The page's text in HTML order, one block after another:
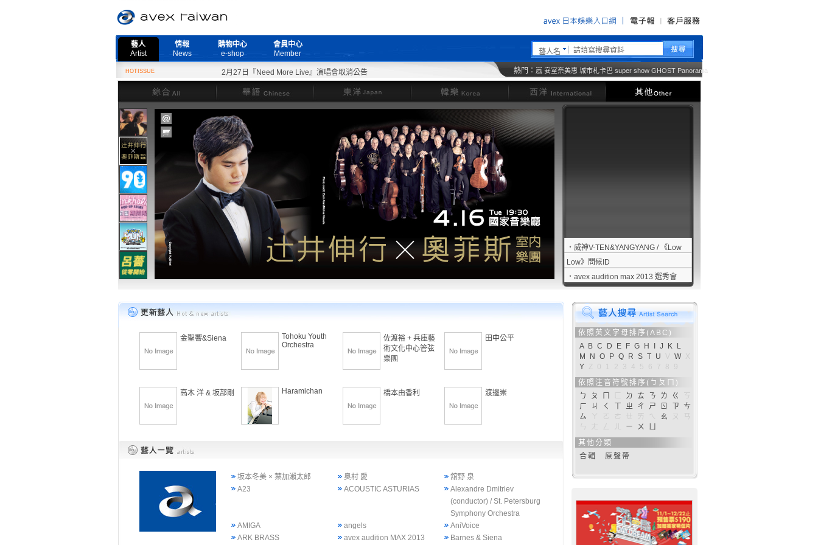
藝人
Artist
情報
News
購物中心
e-shop
會員中心
Member
藝人名
HOTISSUE 2月27日『Need More Live』演唱會取消公告 熱門： 嵐 安室奈美惠 城市札卡巴 super show GHOST Panorama
綜合 華語 東洋 韓樂 其他
‧ 威神V-TEN&YANGYANG / 《Low
Low》問候ID
‧ avex audition max 2013 選秀會
金聖響&Siena
Tohoku Youth
Orchestra
佐渡裕 + 兵庫藝
術文化中心管弦
樂團
田中公平
高木 洋 & 坂部剛 Haramichan 橋本由香利 渡邊崇
坂本冬美 × 葉加瀨太郎 奥村 愛
舘野 泉
A23
ACOUSTIC ASTURIAS
Alexandre Dmitriev
(conductor) / St. Petersburg
Symphony Orchestra
AMIGA
angels
AniVoice
ARK BRASS
avex audition MAX 2013 Barnes & Siena
依照英文字母排序(ABC)
A B C D E F G H J K
L
M
N O P Q R S T U V W X
Y Z 2 3 5 6 7 8
9
依照注音符號排序(ㄅㄆㄇ)
ㄅ
ㄆ ㄉ ㄊ ㄋ ㄌ ㄍ
ㄏ
ㄐ ㄑ ㄓ ㄔ ㄕ ㄖ ㄗ ㄘ
ㄙ
ㄛ ㄜ ㄝ ㄞ ㄠ ㄡ
ㄢ
ㄣ
ㄤ ㄥ ㄧ ㄨ
ㄩ
其他分類
合輯
原聲帶